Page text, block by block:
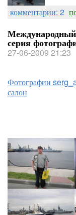
комментарии: 2
серия
27-06-2009 21:23
Фотографии
салон